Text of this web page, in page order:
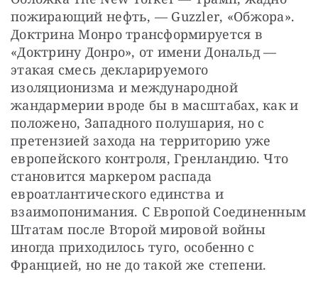
пожирающий нефть, — Guzzler, «Обжора».
Доктрина Монро трансформируется в
«Доктрину Донро», от имени Дональд —
этакая смесь декларируемого
изоляционизма и международной
жандармерии вроде бы в масштабах, как и
положено, Западного полушария, но с
претензией захода на территорию уже
европейского контроля, Гренландию. Что
становится маркером распада
евроатлантического единства и
взаимопонимания. С Европой Соединенным
Штатам после Второй мировой войны
иногда приходилось туго, особенно с
Францией, но не до такой же степени.